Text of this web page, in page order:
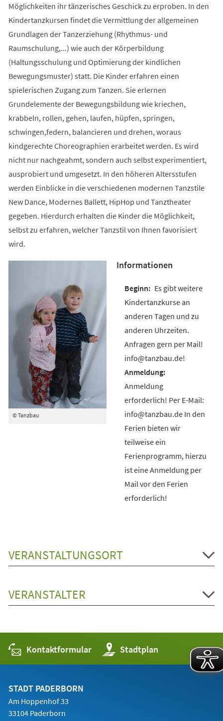
Möglichkeiten ihr tänzerisches Geschick zu erproben. In den
Kindertanzkursen findet die Vermittlung der allgemeinen
Grundlagen der Tanzerziehung (Rhythmus- und
Raumschulung,...) wie auch der Körperbildung
(Haltungsschulung und Optimierung der kindlichen
Bewegungsmuster) statt. Die Kinder erfahren einen
spielerischen Zugang zum Tanzen. Sie erlernen
Grundelemente der Bewegungsbildung wie kriechen,
krabbeln, rollen, gehen, laufen, hüpfen, springen,
schwingen,federn, balancieren und drehen, woraus
kindgerechte Choreographien erarbeitet werden. Es wird
nicht nur nachgeahmt, sondern auch selbst experimentiert,
ausprobiert und umgesetzt. In den höheren Altersstufen
werden Einblicke in die verschiedenen modernen Tanzstile
New Dance, Modernes Ballett, HipHop und Tanztheater
gegeben. Hierdurch erhalten die Kinder die Möglichkeit,
selbst zu erfahren, welcher Tanzstil von Ihnen favorisiert
wird.
© Tanzbau
Informationen
Es gibt weitere
Kindertanzkurse an
anderen Tagen und zu
anderen Uhrzeiten.
Anfragen gern per Mail!
info@tanzbau.de!
Anmeldung
erforderlich! Per E-Mail:
info@tanzbau.de In den
Ferien bieten wir
teilweise ein
Ferienprogramm, hierzu
ist eine Anmeldung per
Mail vor den Ferien
erforderlich!
VERANSTALTUNGSORT
VERANSTALTER
Kontaktformular Stadtplan
(Öffnet
in
einem
STADT PADERBORN
Am Hoppenhof 33
33104 Paderborn